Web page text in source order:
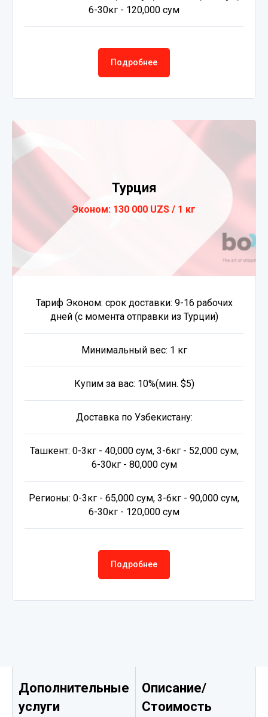
6-30кг - 120,000 сум
Подробнее
Турция
Эконом: 130 000 UZS / 1 кг
Тариф Эконом: срок доставки: 9-16 рабочих
дней (с момента отправки из Турции)
Минимальный вес: 1 кг
Купим за вас: 10%(мин. $5)
Доставка по Узбекистану:
Ташкент: 0-3кг - 40,000 сум, 3-6кг - 52,000 сум,
6-30кг - 80,000 сум
Регионы: 0-3кг - 65,000 сум, 3-6кг - 90,000 сум,
6-30кг - 120,000 сум
Подробнее
Дополнительные
услуги
Описание/
Стоимость